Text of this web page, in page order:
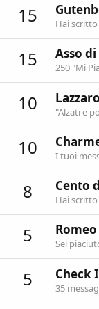
15 Hai
15 Asso
250 "Mi
10 Lazzaro
"Alzati e
10 I tuoi
8 Cento
Hai
5 Romeo
Sei
5 Check
35